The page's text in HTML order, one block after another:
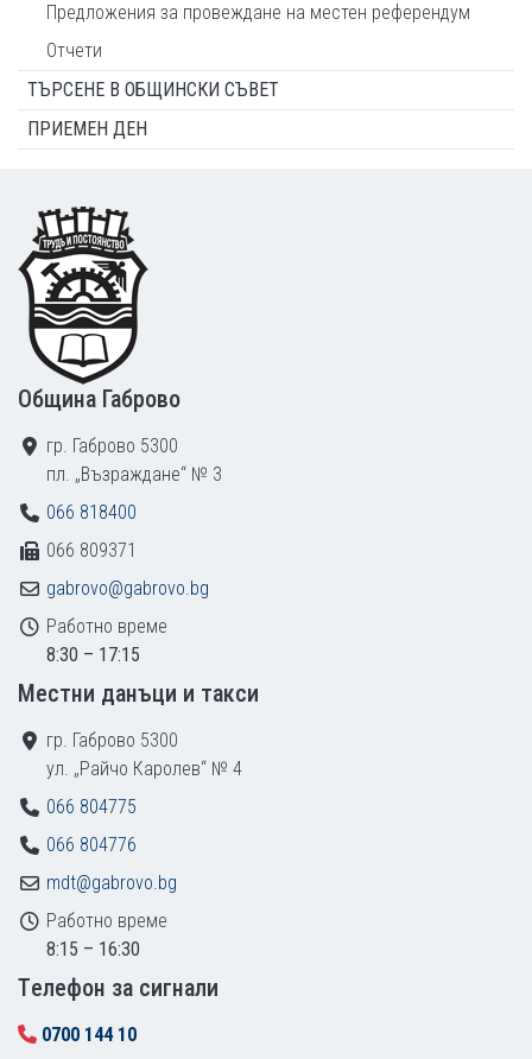
Предложения за провеждане на местен референдум
Отчети
ТЪРСЕНЕ В ОБЩИНСКИ СЪВЕТ
ПРИЕМЕН ДЕН
Footer
Община Габрово
гр. Габрово 5300
пл. „Възраждане“ № 3
066 818400
066 809371
gabrovo@gabrovo.bg
Работно време
8:30 – 17:15
Местни данъци и такси
гр. Габрово 5300
ул. „Райчо Каролев“ № 4
066 804775
066 804776
mdt@gabrovo.bg
Работно време
8:15 – 16:30
Tелефон за сигнали
0700 144 10